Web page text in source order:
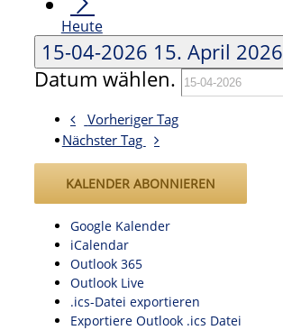
Heute
15-04-2026 15. April 2026
Datum wählen.
Vorheriger Tag
Nächster Tag
KALENDER ABONNIEREN
Google Kalender
iCalendar
Outlook 365
Outlook Live
.ics-Datei exportieren
Exportiere Outlook .ics Datei